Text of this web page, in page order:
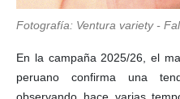
Fotografía: Ventura variety -
En la campaña 2025/26, el
peruano confirma una